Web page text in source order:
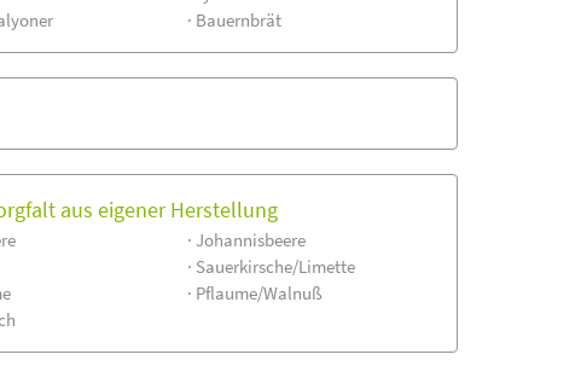
· Bauernbrät
aus eigener Herstellung
· Johannisbeere
· Sauerkirsche/Limette
· Pflaume/Walnuß